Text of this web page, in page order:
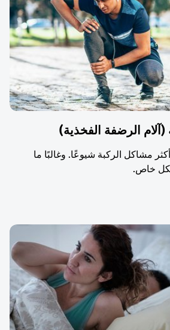
(آلام الرضفة الفخذية)
مشاكل الركبة شيوعًا. وغالبًا ما
خاص.